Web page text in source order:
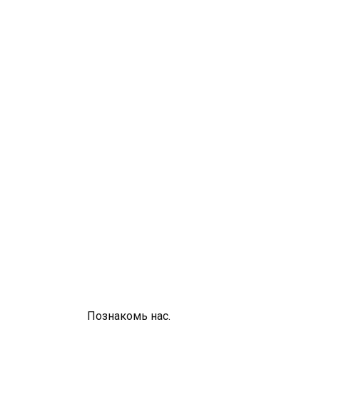
Познакомь нас.